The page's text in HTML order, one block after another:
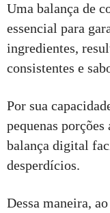
Uma balança de
essencial para
ingredientes,
consistentes e
Por sua
pequenas
balança digital
desperdícios.
Dessa maneira,